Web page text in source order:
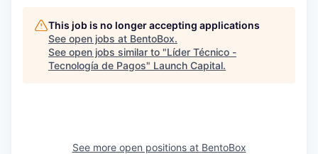
This job is no longer accepting applications
See open jobs at BentoBox.
See open jobs similar to "Líder Técnico -
Tecnología de Pagos" Launch Capital.
See more open positions at BentoBox